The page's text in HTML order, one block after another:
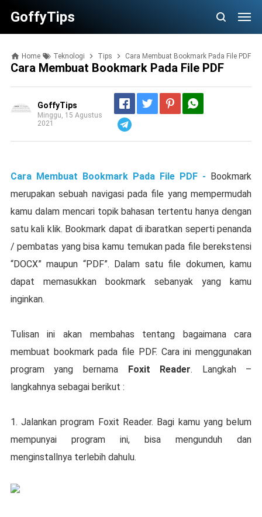
GoffyTips
Home Teknologi Tips Cara Membuat Bookmark Pada File PDF
Cara Membuat Bookmark Pada File PDF
GoffyTips
Minggu, 15 Agustus
2021
Cara Membuat Bookmark Pada File PDF - Bookmark
merupakan sebuah navigasi pada file yang mempermudah
kamu dalam mencari topik bahasan tertentu hanya dengan
satu kali klik. Bookmark dapat di ibaratkan seperti penanda
/ pembatas yang bisa kamu temukan pada file berekstensi
“DOCX” maupun “PDF”. Dalam satu file dokumen, kamu
dapat memasukkan bookmark sebanyak yang kamu
inginkan.
Tulisan ini akan membahas tentang bagaimana cara
membuat bookmark pada file PDF. Cara ini menggunakan
program yang bernama Foxit Reader. Langkah –
langkahnya sebagai berikut :
1. Jalankan program Foxit Reader. Bagi kamu yang belum
mempunyai program ini, bisa mengunduh dan
menginstallnya terlebih dahulu.